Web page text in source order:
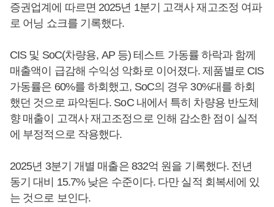
증권업계에 따르면 2025년 1분기 고객사 재고조정 여파
로 어닝 쇼크를 기록했다.
CIS 및 SoC(차량용, AP 등) 테스트 가동률 하락과 함께
매출액이 급감해 수익성 악화로 이어졌다. 제품별로 CIS
가동률은 60%를 하회했고, SoC의 경우 30%대를 하회
했던 것으로 파악된다. SoC 내에서 특히 차량용 반도체
향 매출이 고객사 재고조정으로 인해 감소한 점이 실적
에 부정적으로 작용했다.
2025년 3분기 개별 매출은 832억 원을 기록했다. 전년
동기 대비 15.7% 낮은 수준이다. 다만 실적 회복세에 있
는 것으로 보인다.